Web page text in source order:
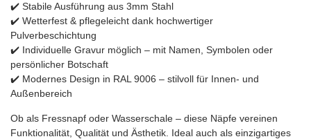
✔ Stabile Ausführung aus 3mm Stahl
✔ Wetterfest & pflegeleicht dank hochwertiger
Pulverbeschichtung
✔ Individuelle Gravur möglich – mit Namen, Symbolen oder
persönlicher Botschaft
✔ Modernes Design in RAL 9006 – stilvoll für Innen- und
Außenbereich
Ob als Fressnapf oder Wasserschale – diese Näpfe vereinen
Funktionalität, Qualität und Ästhetik. Ideal auch als einzigartiges